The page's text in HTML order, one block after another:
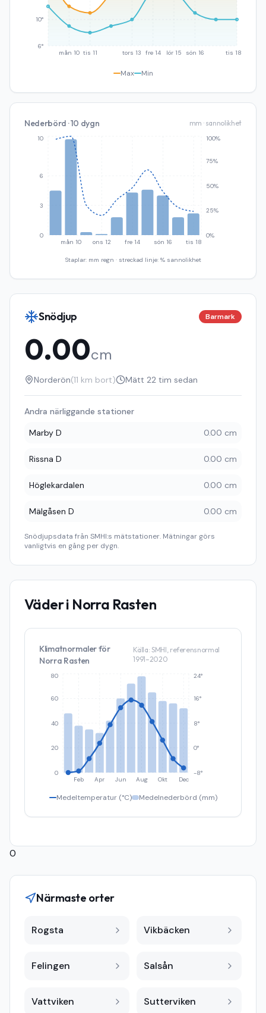
mån 10 tis 11 tors 13 fre 14 lör 15 sön 16 tis 18
6°
10°
Max Min
Nederbörd · 10 dygn mm · sannolikhet
mån 10 ons 12 fre 14 sön 16 tis 18
0
3
6
10
0%
25%
50%
75%
100%
Staplar: mm regn · streckad linje: % sannolikhet
Snödjup Barmark
0.00cm
Norderön(11 km bort) Mätt 22 tim sedan
Andra närliggande stationer
Marby D
0.00 cm
Rissna D 0.00 cm
Höglekardalen 0.00 cm
Mälgåsen D 0.00 cm
Snödjupsdata från SMHI:s mätstationer. Mätningar görs
vanligtvis en gång per dygn.
Väder i Norra Rasten
Klimatnormaler för
Norra Rasten
Källa: SMHI, referensnormal
1991–2020
Feb Apr Jun Aug Okt Dec
0
20
40
60
80
-8°
0°
8°
16°
24°
Medeltemperatur (°C) Medelnederbörd (mm)
0
Närmaste orter
Rogsta Vikbäcken
Felingen Salsån
Vattviken Sutterviken